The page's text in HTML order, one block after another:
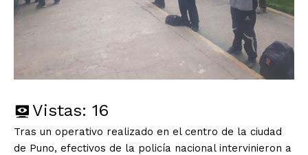
Vistas: 16
Tras un operativo realizado en el centro de la ciudad
de Puno, efectivos de la policía nacional intervinieron a